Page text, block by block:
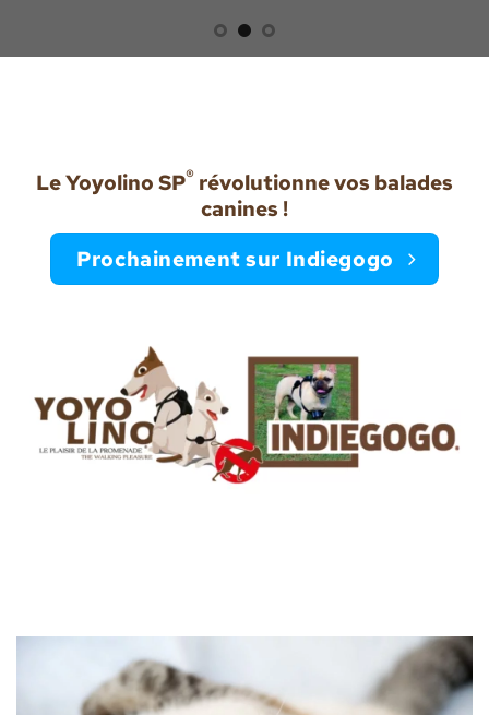
Le Yoyolino SP® révolutionne vos balades
canines !
Prochainement sur Indiegogo